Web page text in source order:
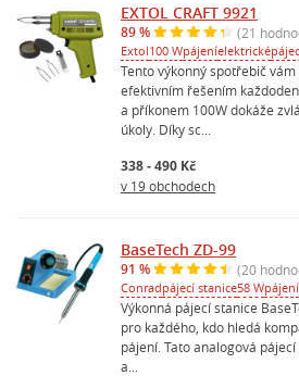
EXTOL CRAFT 9921
89 % (21
Extol100 Wpájeníelektrické
Tento výkonný spotřebič
efektivním řešením
a příkonem 100W dokáže
úkoly. Díky sc...
338 - 490 Kč
v 19 obchodech
BaseTech ZD-99
91 % (20
Conradpájecí stanice58 Wpájení
Výkonná pájecí stanice
pro každého, kdo hledá
pájení. Tato analogová
a...